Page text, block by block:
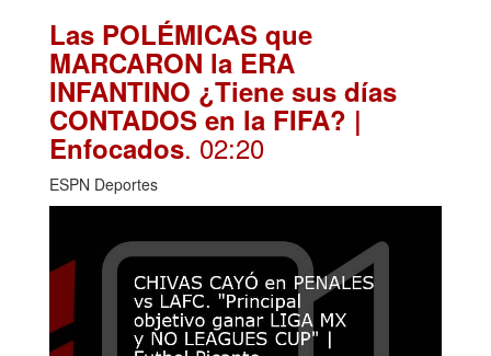
Las POLÉMICAS que
MARCARON la ERA
INFANTINO ¿Tiene sus días
CONTADOS en la FIFA? |
Enfocados. 02:20
ESPN Deportes